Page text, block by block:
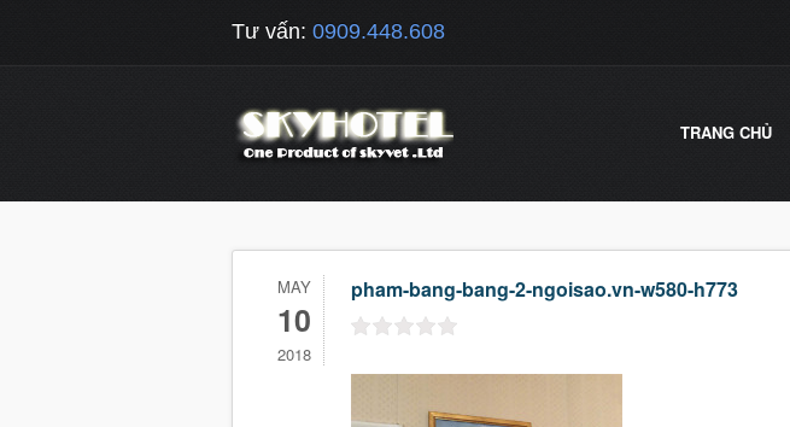
Tư vấn: 0909.448.608
TRANG CHỦ
MAY
10
2018
pham-bang-bang-2-ngoisao.vn-w580-h773